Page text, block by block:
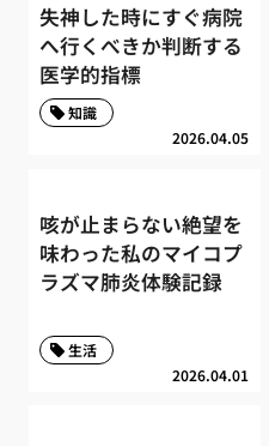
失神した時にすぐ病院
へ行くべきか判断する
医学的指標
2026.04.05
知識
咳が止まらない絶望を
味わった私のマイコプ
ラズマ肺炎体験記録
2026.04.01
生活